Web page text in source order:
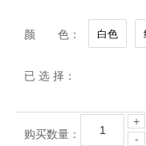
颜 色：
已 选 择：
购买数量：
+
-